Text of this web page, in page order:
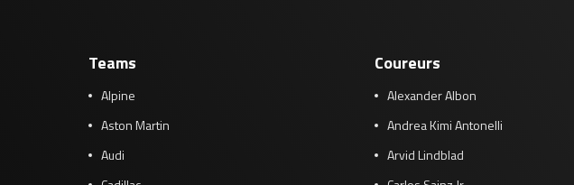
Teams
Alpine
Aston Martin
Audi
Coureurs
Alexander Albon
Andrea Kimi Antonelli
Arvid Lindblad